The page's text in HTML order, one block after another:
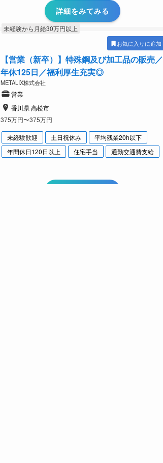
詳細をみてみる
未経験から月給30万円以上
お気に入りに追加
【営業（新卒）】特殊鋼及び加工品の販売／
年休125日／福利厚生充実◎
METALIX株式会社
営業
香川県 高松市
375万円〜375万円
未経験歓迎 土日祝休み
平均残業20h以下
年間休日120日以上
住宅手当 通勤交通費支給